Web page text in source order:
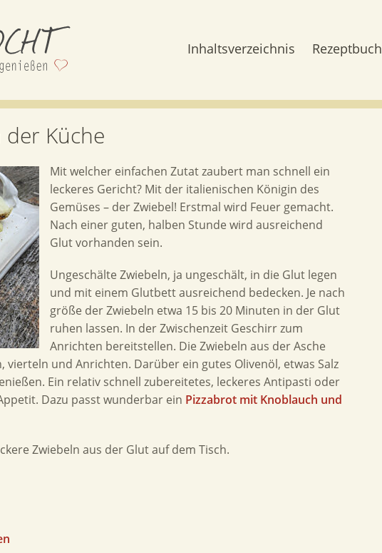
Inhaltsverzeichnis Rezeptbuch
der Küche
Mit welcher einfachen Zutat zaubert man schnell ein
leckeres Gericht? Mit der italienischen Königin des
Gemüses – der Zwiebel! Erstmal wird Feuer gemacht.
Nach einer guten, halben Stunde wird ausreichend
Glut vorhanden sein.
Ungeschälte Zwiebeln, ja ungeschält, in die Glut legen
und mit einem Glutbett ausreichend bedecken. Je nach
größe der Zwiebeln etwa 15 bis 20 Minuten in der Glut
ruhen lassen. In der Zwischenzeit Geschirr zum
Anrichten bereitstellen. Die Zwiebeln aus der Asche
und Anrichten. Darüber ein gutes Olivenöl, etwas Salz
Ein relativ schnell zubereitetes, leckeres Antipasti oder
Dazu passt wunderbar ein Pizzabrot mit Knoblauch und
Zwiebeln aus der Glut auf dem Tisch.